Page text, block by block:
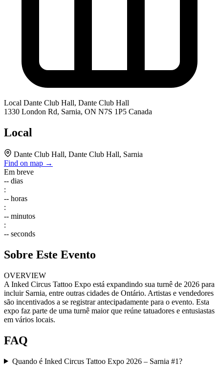
Local Dante Club Hall, Dante Club Hall
1330 London Rd, Sarnia, ON N7S 1P5 Canada
Local
Dante Club Hall, Dante Club Hall, Sarnia
Find on map →
Em breve
-- dias
:
-- horas
:
-- minutos
:
-- seconds
Sobre Este Evento
OVERVIEW
A Inked Circus Tattoo Expo está expandindo sua turnê de 2026 para
incluir Sarnia, entre outras cidades de Ontário. Artistas e vendedores
são incentivados a se registrar antecipadamente para o evento. Esta
expo faz parte de uma turnê maior que reúne tatuadores e entusiastas
em vários locais.
FAQ
Quando é Inked Circus Tattoo Expo 2026 – Sarnia #1?